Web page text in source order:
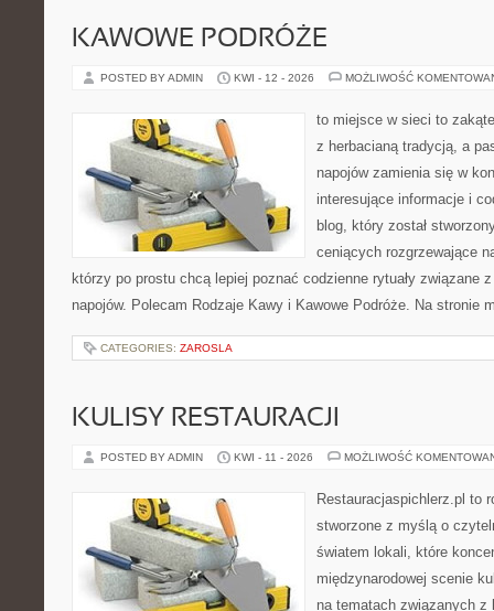
KAWOWE PODRÓŻE
POSTED BY ADMIN KWI - 12 - 2026 MOŻLIWOŚĆ
to miejsce w sieci to
z herbacianą tradycją, a
napojów zamienia się w
interesujące informacje i
blog, który został
ceniących rozgrzewające
którzy po prostu chcą lepiej poznać codzienne rytuały związane
napojów. Polecam Rodzaje Kawy i Kawowe Podróże. Na stronie
CATEGORIES: ZAROSLA
KULISY RESTAURACJI
POSTED BY ADMIN KWI - 11 - 2026 MOŻLIWOŚĆ
Restauracjaspichlerz.pl to
stworzone z myślą o
światem lokali, które
międzynarodowej scenie
na tematach związanych z